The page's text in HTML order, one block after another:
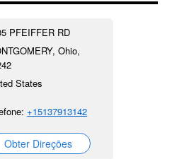
PFEIFFER RD
Ohio,
States
+15137913142
Obter Direções